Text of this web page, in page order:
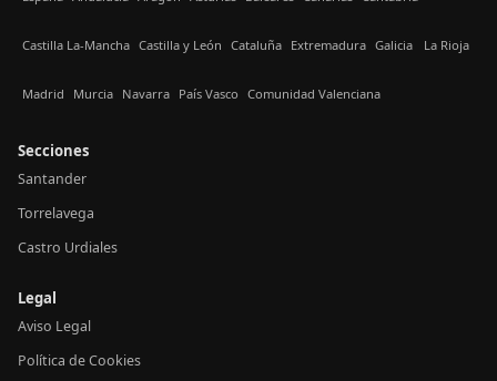
Castilla La-Mancha Castilla y León Cataluña Extremadura Galicia La Rioja
Madrid Murcia Navarra País Vasco Comunidad Valenciana
Secciones
Santander
Torrelavega
Castro Urdiales
Legal
Aviso Legal
Política de Cookies